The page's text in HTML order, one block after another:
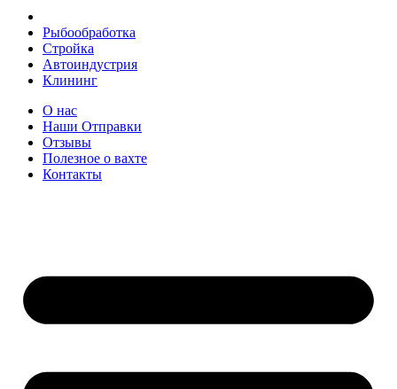
Рыбообработка
Стройка
Автоиндустрия
Клининг
О нас
Наши Отправки
Отзывы
Полезное о вахте
Контакты